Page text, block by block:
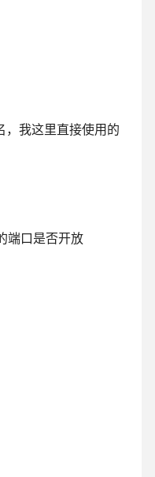
，我这里直接使用的
端口是否开放